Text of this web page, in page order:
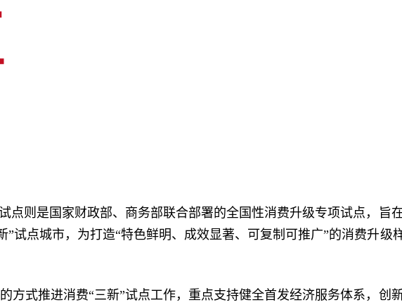
点则是国家财政部、商务部联合部署的全国性消费升级专项试点，旨
试点城市，为打造“特色鲜明、成效显著、可复制可推广”的消费升级
方式推进消费“三新”试点工作，重点支持健全首发经济服务体系，创